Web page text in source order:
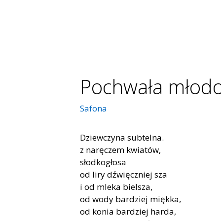
Pochwała
Safona
Dziewczyna subtelna.
z naręczem kwiatów,
słodkogłosa
od liry dźwięczniej sza
i od mleka bielsza,
od wody bardziej miękka,
od konia bardziej harda,